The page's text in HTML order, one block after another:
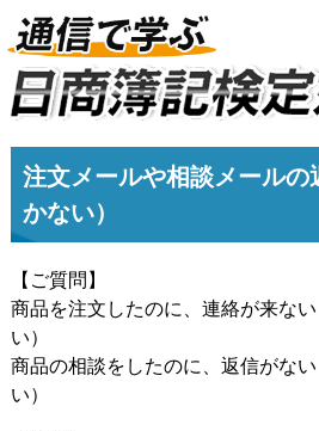
注文メールや相談メールの
かない）
【ご質問】
商品を注文したのに、連絡が来な
い）
商品の相談をしたのに、返信がな
い）